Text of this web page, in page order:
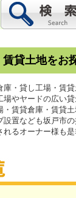
貸土地をお
・貸し工場・賃
やヤードの広い
賃貸倉庫・賃貸
置なども坂戸市
るオーナー様も